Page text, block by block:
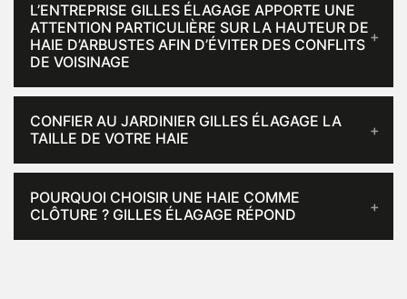
L’ENTREPRISE GILLES ÉLAGAGE APPORTE UNE
ATTENTION PARTICULIÈRE SUR LA HAUTEUR DE
HAIE D’ARBUSTES AFIN D’ÉVITER DES CONFLITS
DE VOISINAGE
CONFIER AU JARDINIER GILLES ÉLAGAGE LA
TAILLE DE VOTRE HAIE
POURQUOI CHOISIR UNE HAIE COMME
CLÔTURE ? GILLES ÉLAGAGE RÉPOND